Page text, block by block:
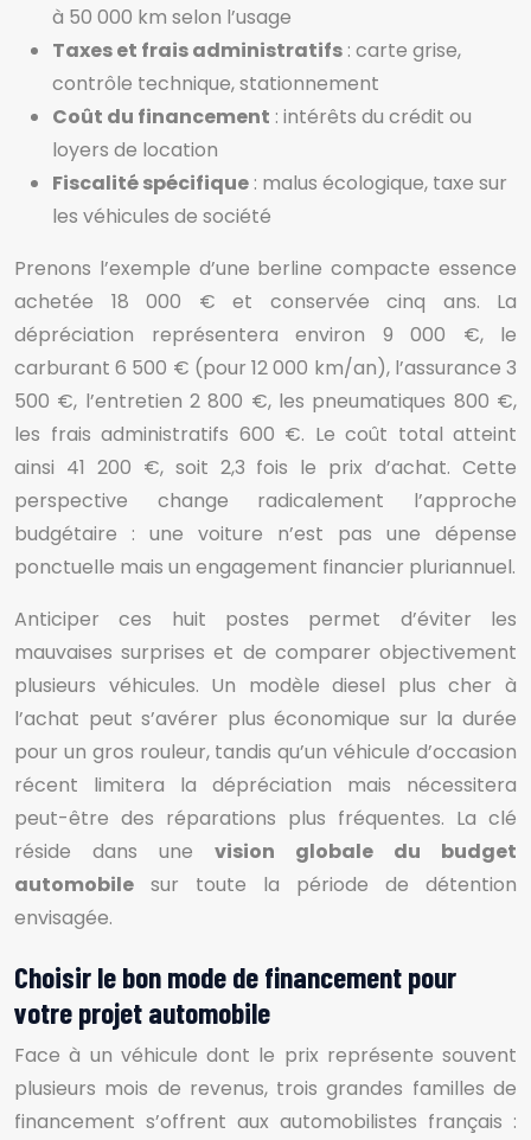
à 50 000 km selon l’usage
Taxes et frais administratifs : carte grise,
contrôle technique, stationnement
Coût du financement : intérêts du crédit ou
loyers de location
Fiscalité spécifique : malus écologique, taxe sur
les véhicules de société
Prenons l’exemple d’une berline compacte essence
achetée 18 000 € et conservée cinq ans. La
dépréciation représentera environ 9 000 €, le
carburant 6 500 € (pour 12 000 km/an), l’assurance 3
500 €, l’entretien 2 800 €, les pneumatiques 800 €,
les frais administratifs 600 €. Le coût total atteint
ainsi 41 200 €, soit 2,3 fois le prix d’achat. Cette
perspective change radicalement l’approche
budgétaire : une voiture n’est pas une dépense
ponctuelle mais un engagement financier pluriannuel.
Anticiper ces huit postes permet d’éviter les
mauvaises surprises et de comparer objectivement
plusieurs véhicules. Un modèle diesel plus cher à
l’achat peut s’avérer plus économique sur la durée
pour un gros rouleur, tandis qu’un véhicule d’occasion
récent limitera la dépréciation mais nécessitera
peut-être des réparations plus fréquentes. La clé
réside dans une vision globale du budget
automobile sur toute la période de détention
envisagée.
Choisir le bon mode de financement pour
votre projet automobile
Face à un véhicule dont le prix représente souvent
plusieurs mois de revenus, trois grandes familles de
financement s’offrent aux automobilistes français :